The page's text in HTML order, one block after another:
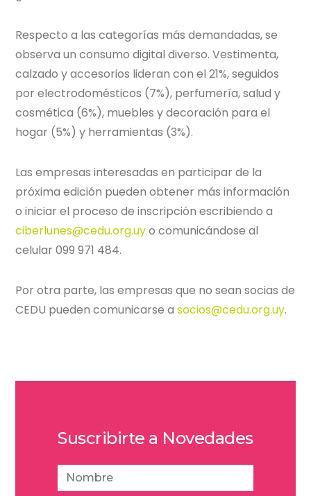
Respecto a las categorías más demandadas, se
observa un consumo digital diverso. Vestimenta,
calzado y accesorios lideran con el 21%, seguidos
por electrodomésticos (7%), perfumería, salud y
cosmética (6%), muebles y decoración para el
hogar (5%) y herramientas (3%).
Las empresas interesadas en participar de la
próxima edición pueden obtener más información
o iniciar el proceso de inscripción escribiendo a
ciberlunes@cedu.org.uyo comunicándose al
celular 099 971 484.
Por otra parte, las empresas que no sean socias de
CEDU pueden comunicarse asocios@cedu.org.uy.
Suscribirte a Novedades